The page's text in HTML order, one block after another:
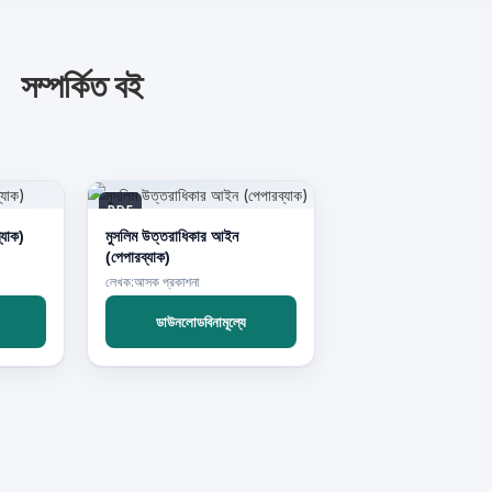
সম্পর্কিত বই
PDF
মুসলিম উত্তরাধিকার আইন
(পেপারব্যাক)
লেখক:আসক প্রকাশনা
ডাউনলোডবিনামূল্যে